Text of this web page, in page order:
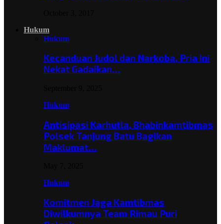
Hukum
Hukum
Kecanduan Judol dan Narkoba, Pria Ini
Nekat Gadaikan…
Hukum
Antisipasi Karhutla, Bhabinkamtibmas
Polsek Tanjung Batu Bagikan
Maklumat…
Hukum
Komitmen Jaga Kamtibmas
Diwilkumnya Team Rimau Puri